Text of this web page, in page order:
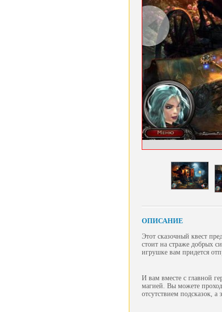
ОПИСАНИЕ
Этот сказочный квест
стоит на страже добрых
игрушке вам придется
И вам вместе с главной
магией. Вы можете
отсутствием подсказок, а